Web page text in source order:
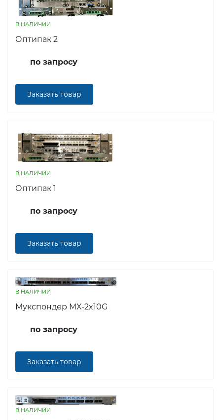
В НАЛИЧИИ
Оптипак 2
по запросу
Заказать товар
В НАЛИЧИИ
Оптипак 1
по запросу
Заказать товар
В НАЛИЧИИ
Мукспондер MX-2x10G
по запросу
Заказать товар
В НАЛИЧИИ